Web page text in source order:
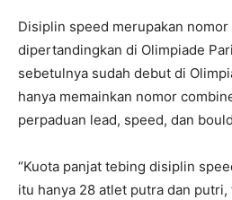
Disiplin speed merupakan nomor
dipertandingkan di Olimpiade
sebetulnya sudah debut di
hanya memainkan nomor
perpaduan lead, speed, dan
“Kuota panjat tebing disiplin
itu hanya 28 atlet putra dan